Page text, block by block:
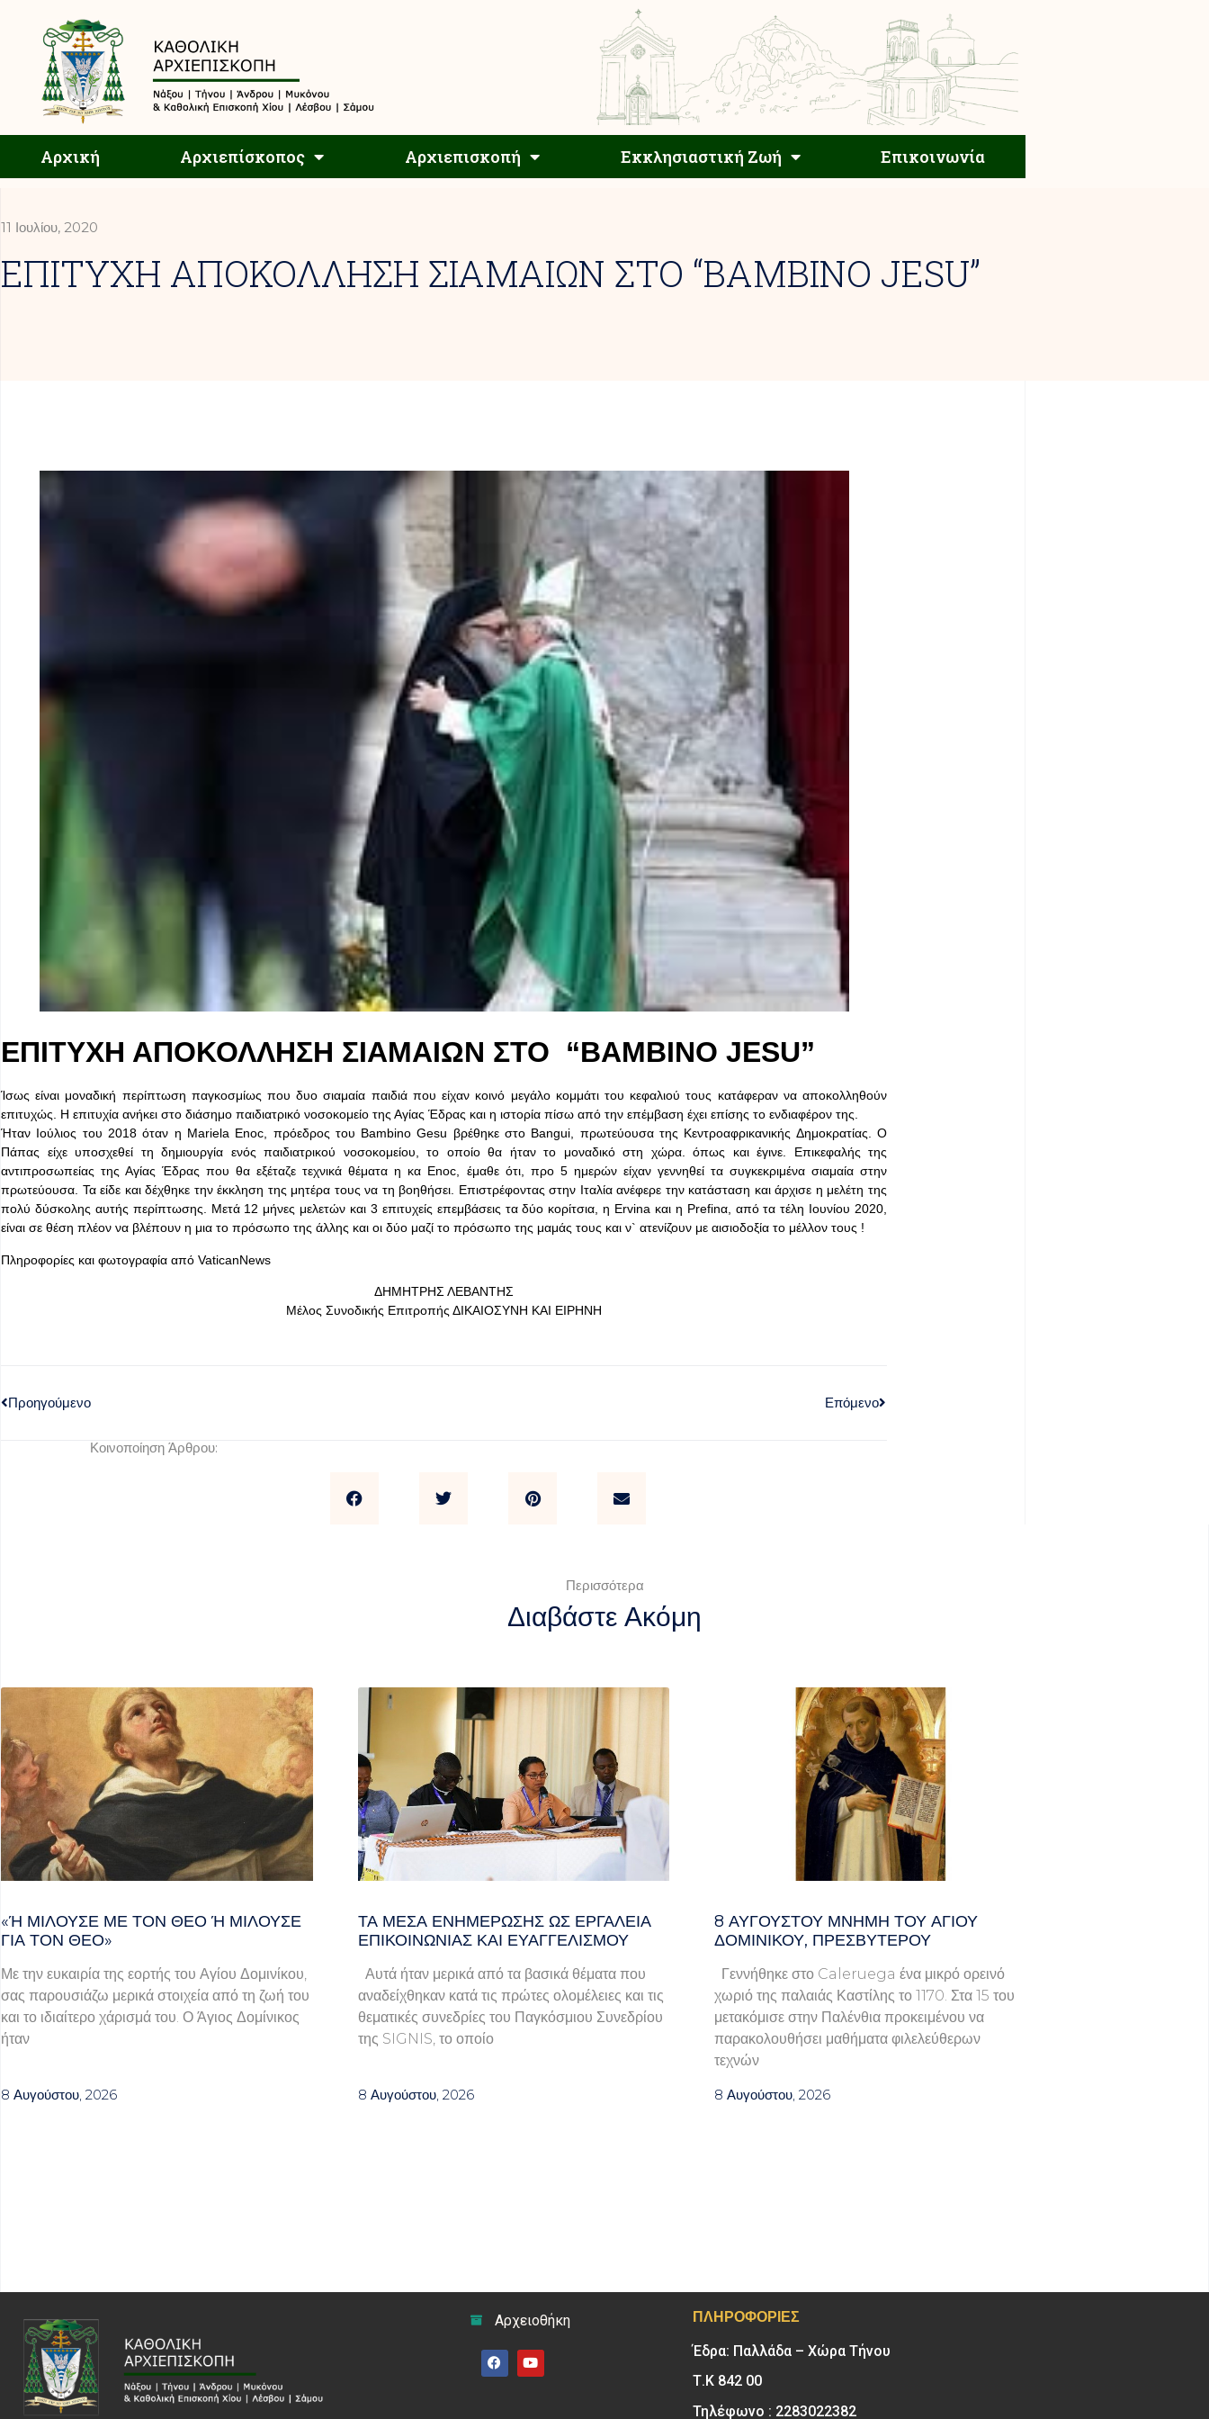
Αρχική Αρχιεπίσκοπος Αρχιεπισκοπή Εκκλησιαστική Ζωή Επικοινωνία
Αρχιεπισκοπή Εκκλησιαστική Ζωή Επικοινωνία
11 Ιουλίου, 2020
ΕΠΙΤΥΧΗ ΑΠΟΚΟΛΛΗΣΗ ΣΙΑΜΑΙΩΝ ΣΤΟ “BAMBINO JESU”
ΕΠΙΤΥΧΗ ΑΠΟΚΟΛΛΗΣΗ ΣΙΑΜΑΙΩΝ ΣΤΟ “BAMBINO JESU”
Ίσως είναι μοναδική περίπτωση παγκοσμίως που δυο σιαμαία παιδιά που είχαν κοινό μεγάλο κομμάτι του κεφαλιού τους κατάφεραν να αποκολληθούν
επιτυχώς. Η επιτυχία ανήκει στο διάσημο παιδιατρικό νοσοκομείο της Αγίας Έδρας και η ιστορία πίσω από την επέμβαση έχει επίσης το ενδιαφέρον της.
Ήταν Ιούλιος του 2018 όταν η Mariela Enoc, πρόεδρος του Bambino Gesu βρέθηκε στο Bangui, πρωτεύουσα της Κεντροαφρικανικής Δημοκρατίας. Ο
Πάπας είχε υποσχεθεί τη δημιουργία ενός παιδιατρικού νοσοκομείου, το οποίο θα ήταν το μοναδικό στη χώρα. όπως και έγινε. Επικεφαλής της
αντιπροσωπείας της Αγίας Έδρας που θα εξέταζε τεχνικά θέματα η κα Enoc, έμαθε ότι, προ 5 ημερών είχαν γεννηθεί τα συγκεκριμένα σιαμαία στην
πρωτεύουσα. Τα είδε και δέχθηκε την έκκληση της μητέρα τους να τη βοηθήσει. Επιστρέφοντας στην Ιταλία ανέφερε την κατάσταση και άρχισε η μελέτη της
πολύ δύσκολης αυτής περίπτωσης. Μετά 12 μήνες μελετών και 3 επιτυχείς επεμβάσεις τα δύο κορίτσια, η Ervina και η Prefinα, από τα τέλη Ιουνίου 2020,
είναι σε θέση πλέον να βλέπουν η μια το πρόσωπο της άλλης και οι δύο μαζί το πρόσωπο της μαμάς τους και ν` ατενίζουν με αισιοδοξία το μέλλον τους !
Πληροφορίες και φωτογραφία από VaticanNews
ΔΗΜΗΤΡΗΣ ΛΕΒΑΝΤΗΣ
Μέλος Συνοδικής Επιτροπής ΔΙΚΑΙΟΣΥΝΗ ΚΑΙ ΕΙΡΗΝΗ
Προηγούμενο Επόμενο
Κοινοποίηση Άρθρου:
Περισσότερα
Διαβάστε Ακόμη
«Ή ΜΙΛΟΎΣΕ ΜΕ ΤΟΝ ΘΕΌ Ή ΜΙΛΟΎΣΕ ΓΙ
Α ΤΟΝ ΘΕΌ»
Με την ευκαιρία της εορτής του Αγίου Δομινίκου,
σας παρουσιάζω μερικά στοιχεία από τη ζωή του
και το ιδιαίτερο χάρισμά του. Ο Άγιος Δομίνικος
ήταν
8 Αυγούστου, 2026
ΤΑ ΜΈΣΑ ΕΝΗΜΈΡΩΣΗΣ ΩΣ ΕΡΓΑΛΕΊΑ
ΕΠΙΚΟΙΝΩΝΊΑΣ ΚΑΙ ΕΥΑΓΓΕΛΙΣΜΟΎ
Αυτά ήταν μερικά από τα βασικά θέματα που
αναδείχθηκαν κατά τις πρώτες ολομέλειες και τις
θεματικές συνεδρίες του Παγκόσμιου Συνεδρίου
της SIGNIS, το οποίο
8 Αυγούστου, 2026
8 ΑΥΓΟΥΣΤΟΥ ΜΝΗΜΗ ΤΟΥ ΑΓΙΟΥ
ΔΟΜΙΝΙΚΟΥ, ΠΡΕΣΒΥΤΕΡΟΥ
Γεννήθηκε στο Caleruega ένα μικρό ορεινό
χωριό της παλαιάς Καστίλης το 1170. Στα 15 του
μετακόμισε στην Παλένθια προκειμένου να
παρακολουθήσει μαθήματα φιλελεύθερων
τεχνών
8 Αυγούστου, 2026
Αρχειοθήκη
ΠΛΗΡΟΦΟΡΊΕΣ
Έδρα: Παλλάδα – Χώρα Τήνου
Τ.Κ 842 00
Τηλέφωνο : 2283022382